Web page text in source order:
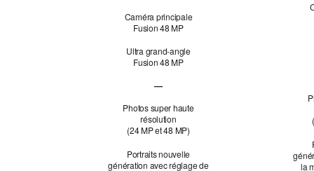
Caméra principale
Fusion 48 MP
Ultra grand-angle
Fusion 48 MP
—
Photos super haute
résolution
(24 MP et 48 MP)
Portraits nouvelle
génération avec réglage de
la